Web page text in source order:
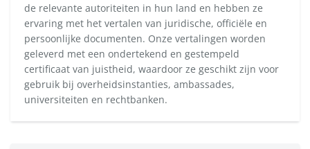
de relevante autoriteiten in hun land en hebben ze
ervaring met het vertalen van juridische, officiële en
persoonlijke documenten. Onze vertalingen worden
geleverd met een ondertekend en gestempeld
certificaat van juistheid, waardoor ze geschikt zijn voor
gebruik bij overheidsinstanties, ambassades,
universiteiten en rechtbanken.